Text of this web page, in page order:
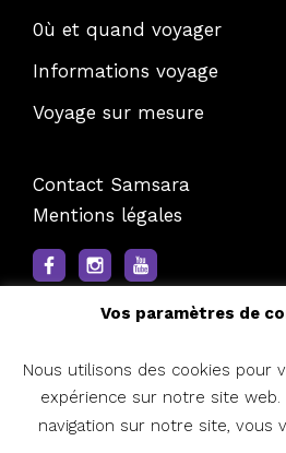
0ù et quand voyager
Informations voyage
Voyage sur mesure
Contact Samsara
Mentions légales
©Samsara
Samsara Voyages - Makila
Vos paramètres de
Nous utilisons des cookies pour
expérience sur notre site
navigation sur notre site, vous